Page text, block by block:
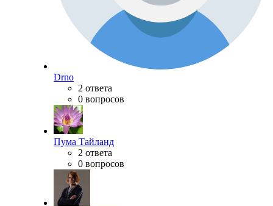
Drno
2 ответа
0 вопросов
Пума Тайланд
2 ответа
0 вопросов